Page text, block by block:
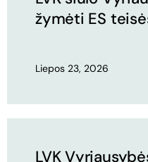
žymėti ES
Liepos 23, 2026
LVK